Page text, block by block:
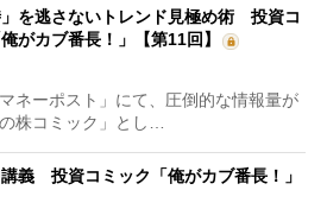
」を逃さないトレンド見極め術 投資コ
がカブ番長！」【第11回】
ネーポスト」にて、圧倒的な情報量が
株コミック」とし…
義 投資コミック「俺がカブ番長！」